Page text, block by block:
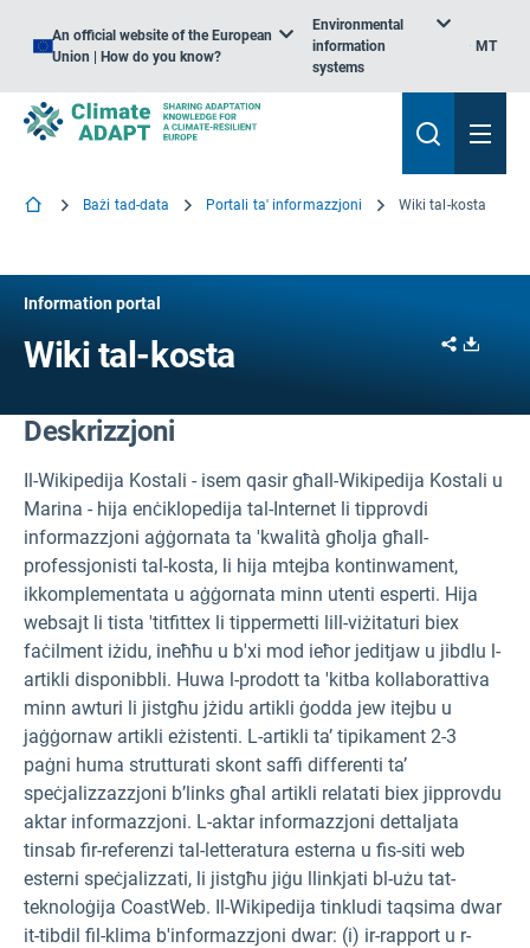
An official website of the European
Union | How do you know?
Environmental
information
systems
MT
Bażi tad-data Portali ta' informazzjoni Wiki tal-kosta
Information portal
Wiki tal-kosta Share
Deskrizzjoni
Il-Wikipedija Kostali - isem qasir għall-Wikipedija Kostali u
Marina - hija enċiklopedija tal-Internet li tipprovdi
informazzjoni aġġornata ta 'kwalità għolja għall-
professjonisti tal-kosta, li hija mtejba kontinwament,
ikkomplementata u aġġornata minn utenti esperti. Hija
websajt li tista 'titfittex li tippermetti lill-viżitaturi biex
faċilment iżidu, ineħħu u b'xi mod ieħor jeditjaw u jibdlu l-
artikli disponibbli. Huwa l-prodott ta 'kitba kollaborattiva
minn awturi li jistgħu jżidu artikli ġodda jew itejbu u
jaġġornaw artikli eżistenti. L-artikli ta’ tipikament 2-3
paġni huma strutturati skont saffi differenti ta’
speċjalizzazzjoni b’links għal artikli relatati biex jipprovdu
aktar informazzjoni. L-aktar informazzjoni dettaljata
tinsab fir-referenzi tal-letteratura esterna u fis-siti web
esterni speċjalizzati, li jistgħu jiġu llinkjati bl-użu tat-
teknoloġija CoastWeb. Il-Wikipedija tinkludi taqsima dwar
it-tibdil fil-klima b'informazzjoni dwar: (i) ir-rapport u r-